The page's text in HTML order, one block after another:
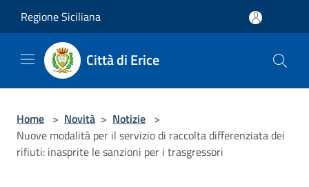
Regione Siciliana
Città di Erice
Home > Novità > Notizie >
Nuove modalità per il servizio di raccolta differenziata dei
rifiuti: inasprite le sanzioni per i trasgressori